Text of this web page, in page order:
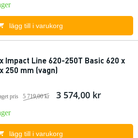
lägg till i varukorg
Impact Line 620-250T Basic 620 x
250 mm (vagn)
pris 5 719,00 kr 3 574,00 kr
lägg till i varukorg